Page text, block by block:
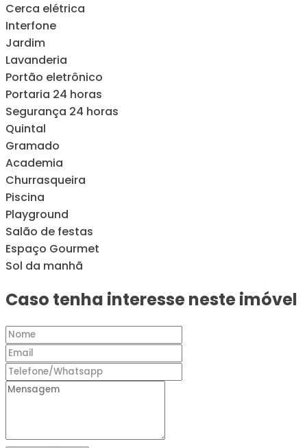
Cerca elétrica
Interfone
Jardim
Lavanderia
Portão eletrônico
Portaria 24 horas
Segurança 24 horas
Quintal
Gramado
Academia
Churrasqueira
Piscina
Playground
Salão de festas
Espaço Gourmet
Sol da manhã
Caso tenha interesse neste imóvel